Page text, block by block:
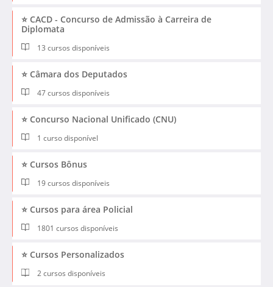
⭐ CACD - Concurso de Admissão à Carreira de
Diplomata
13 cursos disponíveis
⭐ Câmara dos Deputados
47 cursos disponíveis
⭐ Concurso Nacional Unificado (CNU)
1 curso disponível
⭐ Cursos Bônus
19 cursos disponíveis
⭐ Cursos para área Policial
1801 cursos disponíveis
⭐ Cursos Personalizados
2 cursos disponíveis